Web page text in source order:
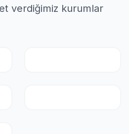
verdiğimiz kurumlar